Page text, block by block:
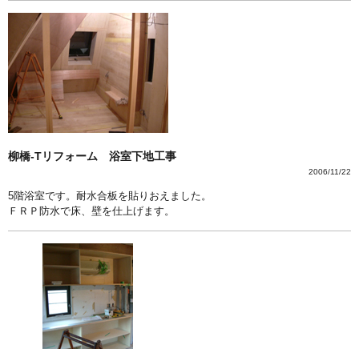
柳橋-Tリフォーム 浴室下地工事
2006/11/22
5階浴室です。耐水合板を貼りおえました。
ＦＲＰ防水で床、壁を仕上げます。